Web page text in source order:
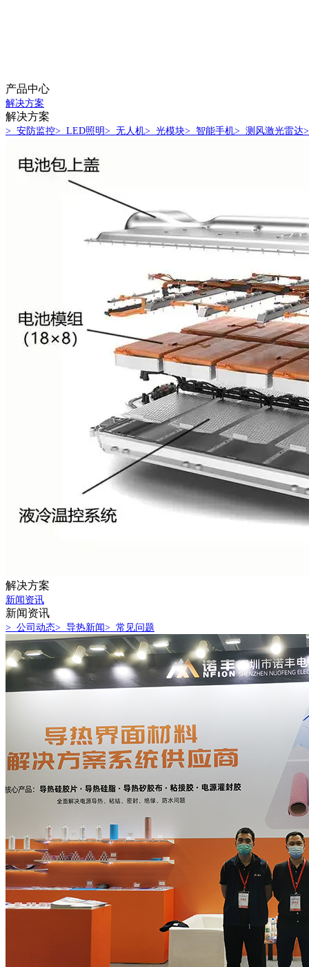
产品中心
解决方案
解决方案
> 安防监控> LED照明> 无人机> 光模块> 智能手机> 测风激光雷达
解决方案
新闻资讯
新闻资讯
> 公司动态> 导热新闻> 常见问题